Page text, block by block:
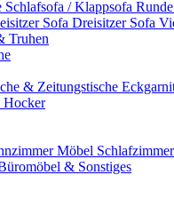
Schlafsofa / Klappsofa
Sofa Dreisitzer Sofa
Truhen
& Zeitungstische
Hocker
Möbel
& Sonstiges